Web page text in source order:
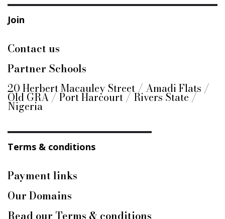
Join
Contact us
Partner Schools
20 Herbert Macauley Street / Amadi Flats /
Old GRA / Port Harcourt / Rivers State /
Nigeria
Terms & conditions
Payment links
Our Domains
Read our Terms & conditions